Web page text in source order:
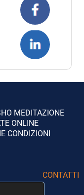
MEDITAZIONE
ONLINE
CONDIZIONI
CONTATTI